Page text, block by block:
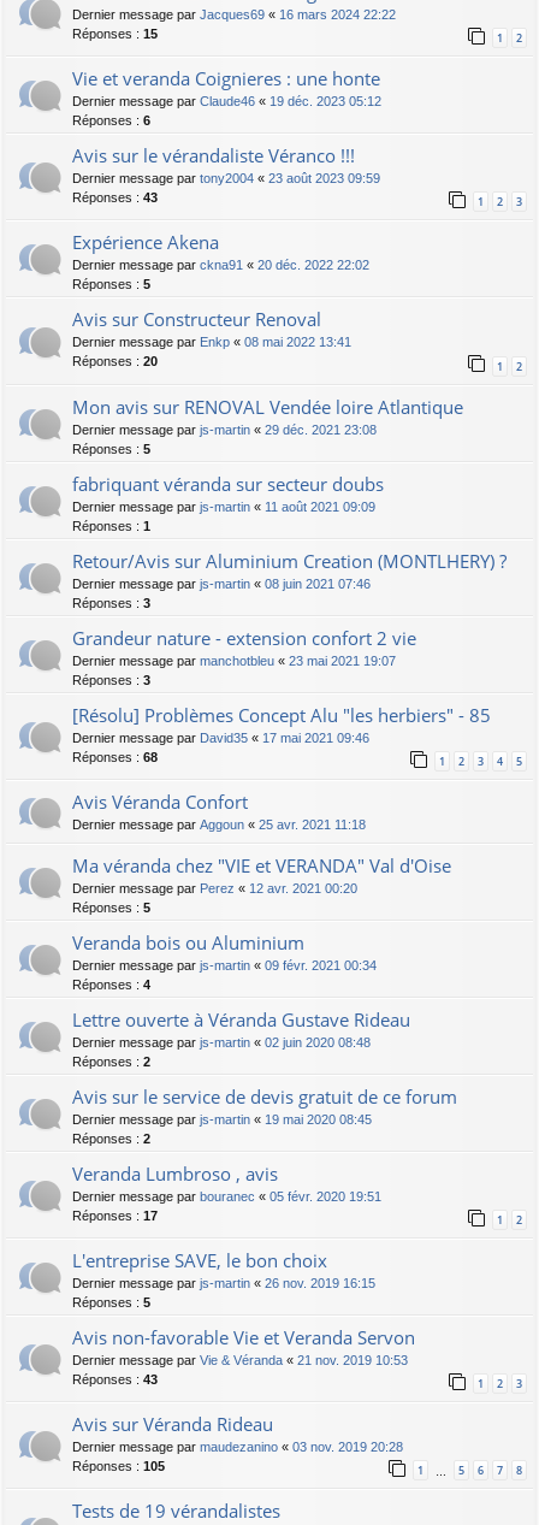
Dernier message par Jacques69 « 16 mars 2024 22:22
Réponses : 15 1 2
Vie et veranda Coignieres : une honte
Dernier message par Claude46 « 19 déc. 2023 05:12
Réponses : 6
Avis sur le vérandaliste Véranco !!!
Dernier message par tony2004 « 23 août 2023 09:59
Réponses : 43 1 2 3
Expérience Akena
Dernier message par ckna91 « 20 déc. 2022 22:02
Réponses : 5
Avis sur Constructeur Renoval
Dernier message par Enkp « 08 mai 2022 13:41
Réponses : 20 1 2
Mon avis sur RENOVAL Vendée loire Atlantique
Dernier message par js-martin « 29 déc. 2021 23:08
Réponses : 5
fabriquant véranda sur secteur doubs
Dernier message par js-martin « 11 août 2021 09:09
Réponses : 1
Retour/Avis sur Aluminium Creation (MONTLHERY) ?
Dernier message par js-martin « 08 juin 2021 07:46
Réponses : 3
Grandeur nature - extension confort 2 vie
Dernier message par manchotbleu « 23 mai 2021 19:07
Réponses : 3
[Résolu] Problèmes Concept Alu "les herbiers" - 85
Dernier message par David35 « 17 mai 2021 09:46
Réponses : 68 1 2 3 4 5
Avis Véranda Confort
Dernier message par Aggoun « 25 avr. 2021 11:18
Ma véranda chez "VIE et VERANDA" Val d'Oise
Dernier message par Perez « 12 avr. 2021 00:20
Réponses : 5
Veranda bois ou Aluminium
Dernier message par js-martin « 09 févr. 2021 00:34
Réponses : 4
Lettre ouverte à Véranda Gustave Rideau
Dernier message par js-martin « 02 juin 2020 08:48
Réponses : 2
Avis sur le service de devis gratuit de ce forum
Dernier message par js-martin « 19 mai 2020 08:45
Réponses : 2
Veranda Lumbroso , avis
Dernier message par bouranec « 05 févr. 2020 19:51
Réponses : 17 1 2
L'entreprise SAVE, le bon choix
Dernier message par js-martin « 26 nov. 2019 16:15
Réponses : 5
Avis non-favorable Vie et Veranda Servon
Dernier message par Vie & Véranda « 21 nov. 2019 10:53
Réponses : 43 1 2 3
Avis sur Véranda Rideau
Dernier message par maudezanino « 03 nov. 2019 20:28
Réponses : 105 1 5 6 7 8
Tests de 19 vérandalistes